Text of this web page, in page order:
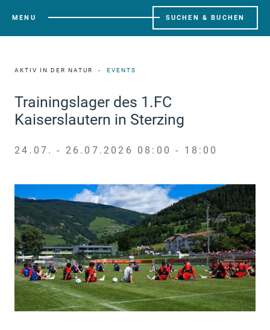
MENU SUCHEN & BUCHEN
AKTIV IN DER NATUR EVENTS
Trainingslager des 1.FC
Kaiserslautern in Sterzing
24.07. - 26.07.2026 08:00 - 18:00